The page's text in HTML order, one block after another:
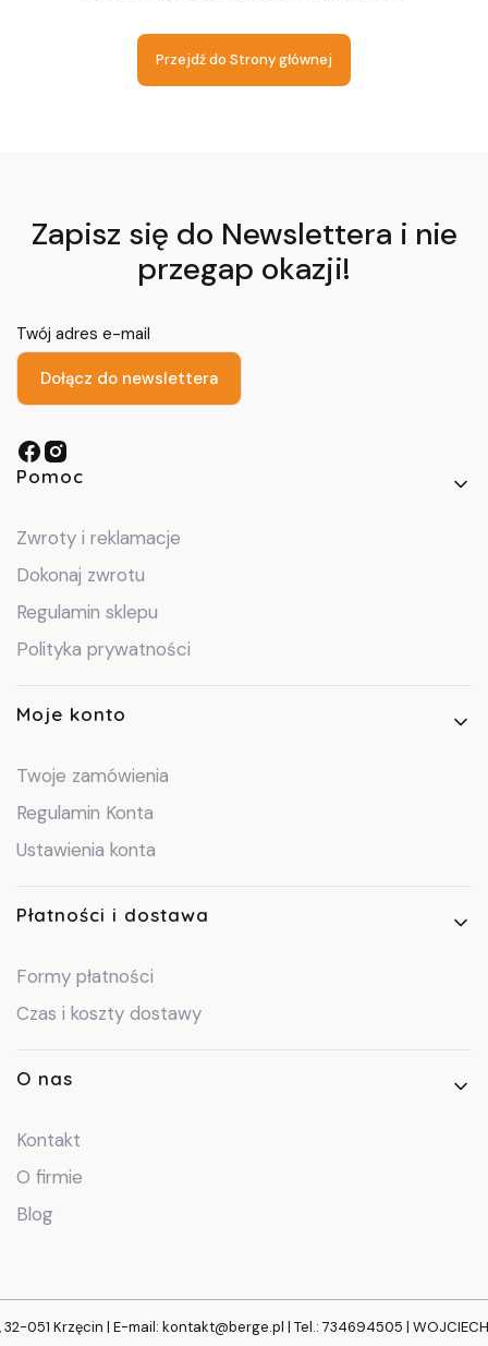
Przejdź do Strony głównej
Zapisz się do Newslettera i nie
przegap okazji!
Twój adres e-mail
Dołącz do newslettera
Linki w stopce
Pomoc
Zwroty i reklamacje
Dokonaj zwrotu
Regulamin sklepu
Polityka prywatności
Moje konto
Twoje zamówienia
Regulamin Konta
Ustawienia konta
Płatności i dostawa
Formy płatności
Czas i koszty dostawy
O nas
Kontakt
O firmie
Blog
051 Krzęcin | E-mail: kontakt@berge.pl | Tel.: 734694505 | WOJCIECH